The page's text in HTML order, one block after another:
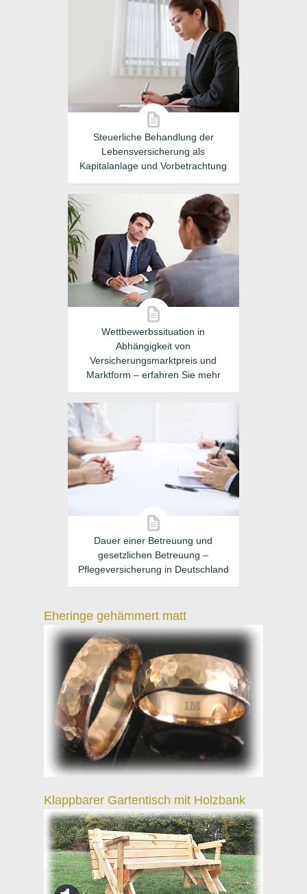
Steuerliche Behandlung der
Lebensversicherung als
Kapitalanlage und Vorbetrachtung
Wettbewerbssituation in
Abhängigkeit von
Versicherungsmarktpreis und
Marktform – erfahren Sie mehr
Dauer einer Betreuung und
gesetzlichen Betreuung –
Pflegeversicherung in Deutschland
Eheringe gehämmert matt
Klappbarer Gartentisch mit Holzbank